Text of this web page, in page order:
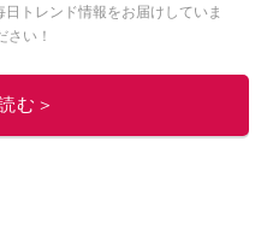
トレンド情報をお届けしていま
さい！
チオシストの他の記事を読む
む＞